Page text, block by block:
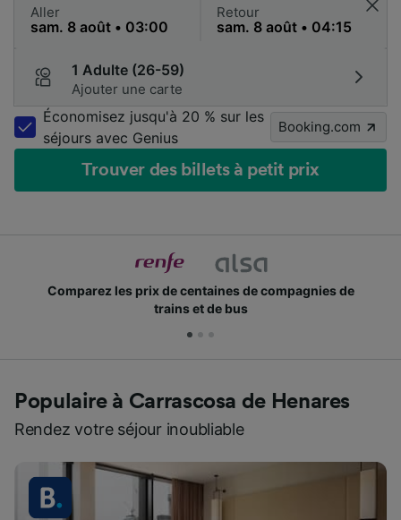
Aller Retour
1 Adulte (26-59)
Ajouter une carte
Économisez jusqu'à 20 % sur les
séjours avec Genius
Booking.com
Trouver des billets à petit prix
de compagnies de
Des millions de voyageurs
Populaire à Carrascosa de Henares
Rendez votre séjour inoubliable